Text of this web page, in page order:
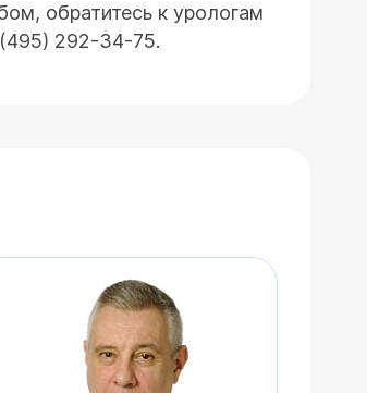
обратитесь к урологам
292-34-75.